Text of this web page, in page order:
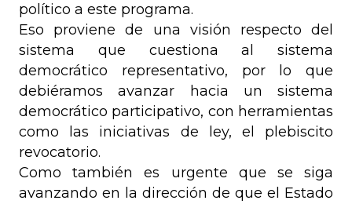
político a este programa.
Eso proviene de una visión respecto del
sistema que cuestiona al sistema
democrático representativo, por lo que
debiéramos avanzar hacia un sistema
democrático participativo, con herramientas
como las iniciativas de ley, el plebiscito
revocatorio.
Como también es urgente que se siga
avanzando en la dirección de que el Estado